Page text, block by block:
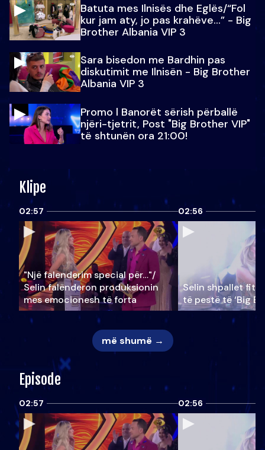
Batuta mes Ilnisës dhe Eglës/“Fol
kur jam aty, jo pas krahëve…” - Big
Brother Albania VIP 3
Sara bisedon me Bardhin pas
diskutimit me Ilnisën - Big Brother
Albania VIP 3
Promo l Banorët sërish përballë
njëri-tjetrit, Post "Big Brother VIP"
të shtunën ora 21:00!
Klipe
02:57
"Një falenderim special për…"/
Selin falënderon produksionin
mes emocionesh të forta
02:56
Selin shpallet
të pestë të ‘Big
më shumë →
Episode
02:57 02:56